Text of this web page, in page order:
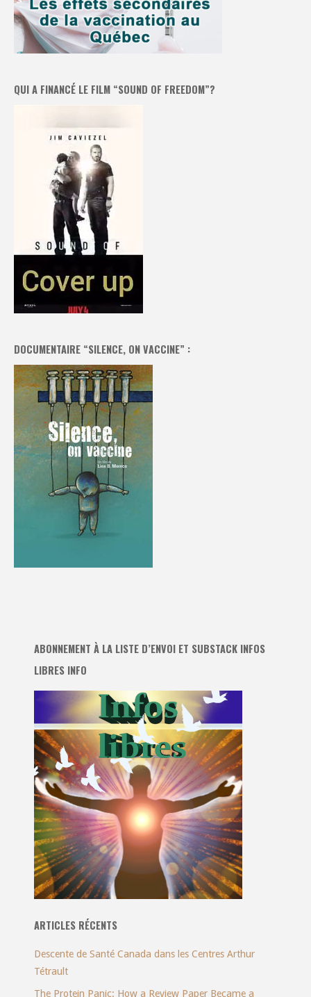
QUI A FINANCÉ LE FILM “SOUND OF FREEDOM”?
DOCUMENTAIRE “SILENCE, ON VACCINE” :
ABONNEMENT À LA LISTE D’ENVOI ET SUBSTACK INFOS
LIBRES INFO
ARTICLES RÉCENTS
Descente de Santé Canada dans les Centres Arthur
Tétrault
The Protein Panic: How a Review Paper Became a